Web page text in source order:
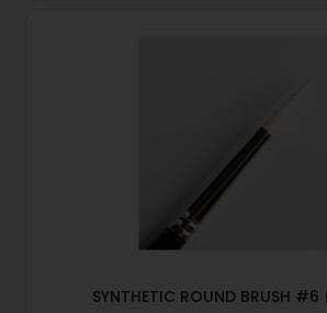
SYNTHETIC ROUND BRUSH #6